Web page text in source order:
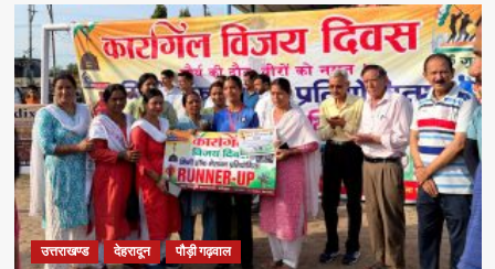
उत्तराखण्ड देहरादून पौड़ी गढ़वाल